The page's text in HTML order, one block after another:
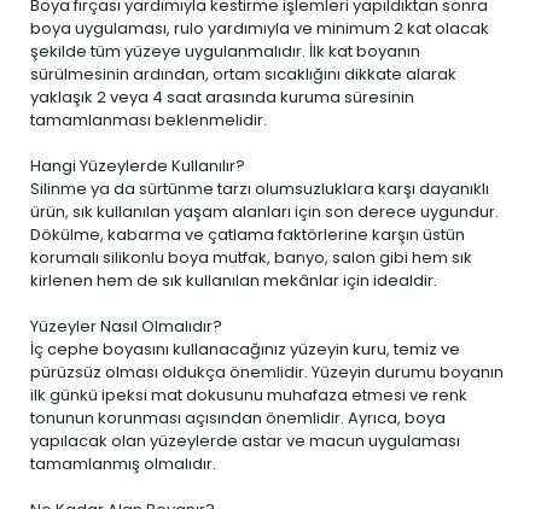
Boya fırçası yardımıyla kestirme işlemleri yapıldıktan sonra
boya uygulaması, rulo yardımıyla ve minimum 2 kat olacak
şekilde tüm yüzeye uygulanmalıdır. İlk kat boyanın
sürülmesinin ardından, ortam sıcaklığını dikkate alarak
yaklaşık 2 veya 4 saat arasında kuruma süresinin
tamamlanması beklenmelidir.
Hangi Yüzeylerde Kullanılır?
Silinme ya da sürtünme tarzı olumsuzluklara karşı dayanıklı
ürün, sık kullanılan yaşam alanları için son derece uygundur.
Dökülme, kabarma ve çatlama faktörlerine karşın üstün
korumalı silikonlu boya mutfak, banyo, salon gibi hem sık
kirlenen hem de sık kullanılan mekânlar için idealdir.
Yüzeyler Nasıl Olmalıdır?
İç cephe boyasını kullanacağınız yüzeyin kuru, temiz ve
pürüzsüz olması oldukça önemlidir. Yüzeyin durumu boyanın
ilk günkü ipeksi mat dokusunu muhafaza etmesi ve renk
tonunun korunması açısından önemlidir. Ayrıca, boya
yapılacak olan yüzeylerde astar ve macun uygulaması
tamamlanmış olmalıdır.